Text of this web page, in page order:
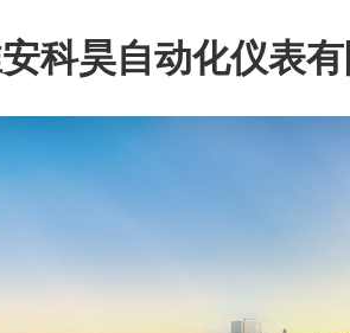
科昊自动化仪表